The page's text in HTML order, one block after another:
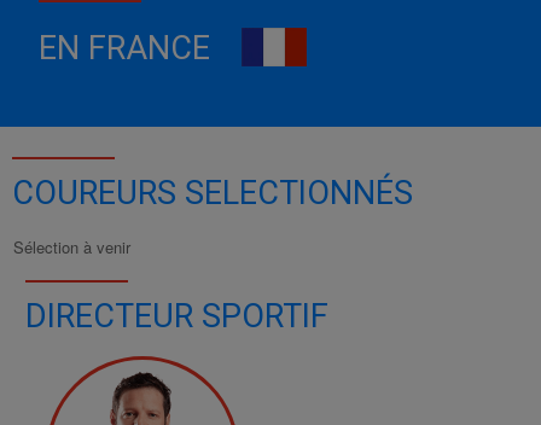
EN FRANCE
COUREURS SELECTIONNÉS
Sélection à venir
DIRECTEUR SPORTIF